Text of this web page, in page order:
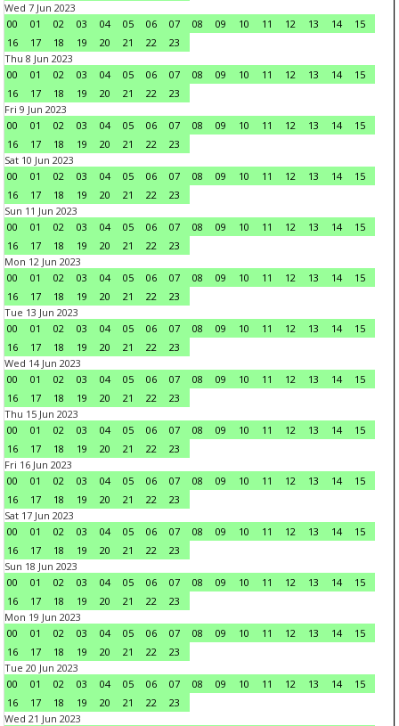
Wed 7 Jun 2023
00
01 02 03 04 05 06 07 08 09 10 11 12 13 14
15
16
17 18 19 20 21 22
23
Thu 8 Jun 2023
00
01 02 03 04 05 06 07 08 09 10 11 12 13 14
15
16
17 18 19 20 21 22
23
Fri 9 Jun 2023
00
01 02 03 04 05 06 07 08 09 10 11 12 13 14
15
16
17 18 19 20 21 22
23
Sat 10 Jun 2023
00
01 02 03 04 05 06 07 08 09 10 11 12 13 14
15
16
17 18 19 20 21 22
23
Sun 11 Jun 2023
00
01 02 03 04 05 06 07 08 09 10 11 12 13 14
15
16
17 18 19 20 21 22
23
Mon 12 Jun 2023
00
01 02 03 04 05 06 07 08 09 10 11 12 13 14
15
16
17 18 19 20 21 22
23
Tue 13 Jun 2023
00
01 02 03 04 05 06 07 08 09 10 11 12 13 14
15
16
17 18 19 20 21 22
23
Wed 14 Jun 2023
00
01 02 03 04 05 06 07 08 09 10 11 12 13 14
15
16
17 18 19 20 21 22
23
Thu 15 Jun 2023
00
01 02 03 04 05 06 07 08 09 10 11 12 13 14
15
16
17 18 19 20 21 22
23
Fri 16 Jun 2023
00
01 02 03 04 05 06 07 08 09 10 11 12 13 14
15
16
17 18 19 20 21 22
23
Sat 17 Jun 2023
00
01 02 03 04 05 06 07 08 09 10 11 12 13 14
15
16
17 18 19 20 21 22
23
Sun 18 Jun 2023
00
01 02 03 04 05 06 07 08 09 10 11 12 13 14
15
16
17 18 19 20 21 22
23
Mon 19 Jun 2023
00
01 02 03 04 05 06 07 08 09 10 11 12 13 14
15
16
17 18 19 20 21 22
23
Tue 20 Jun 2023
00
01 02 03 04 05 06 07 08 09 10 11 12 13 14
15
16
17 18 19 20 21 22
23
Wed 21 Jun 2023